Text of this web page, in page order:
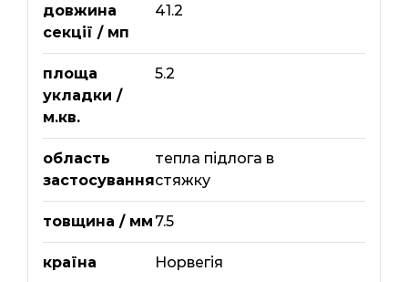
довжина
секції / мп
41.2
площа
укладки /
м.кв.
5.2
область
застосування
тепла підлога в
стяжку
товщина / мм 7.5
країна Норвегія